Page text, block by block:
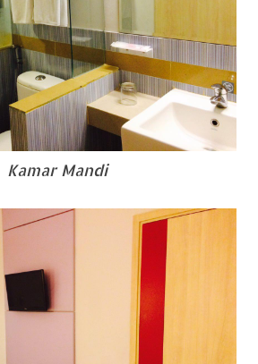
Kamar Mandi